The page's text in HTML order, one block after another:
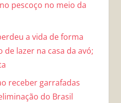
pescoço no meio da
a vida de forma
lazer na casa da avó;
receber garrafadas
do Brasil